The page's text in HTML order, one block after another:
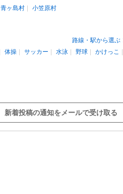
青ヶ島村 小笠原村
路線・駅から選ぶ
体操 サッカー 水泳 野球
かけっこ
新着投稿の通知をメールで受け取る